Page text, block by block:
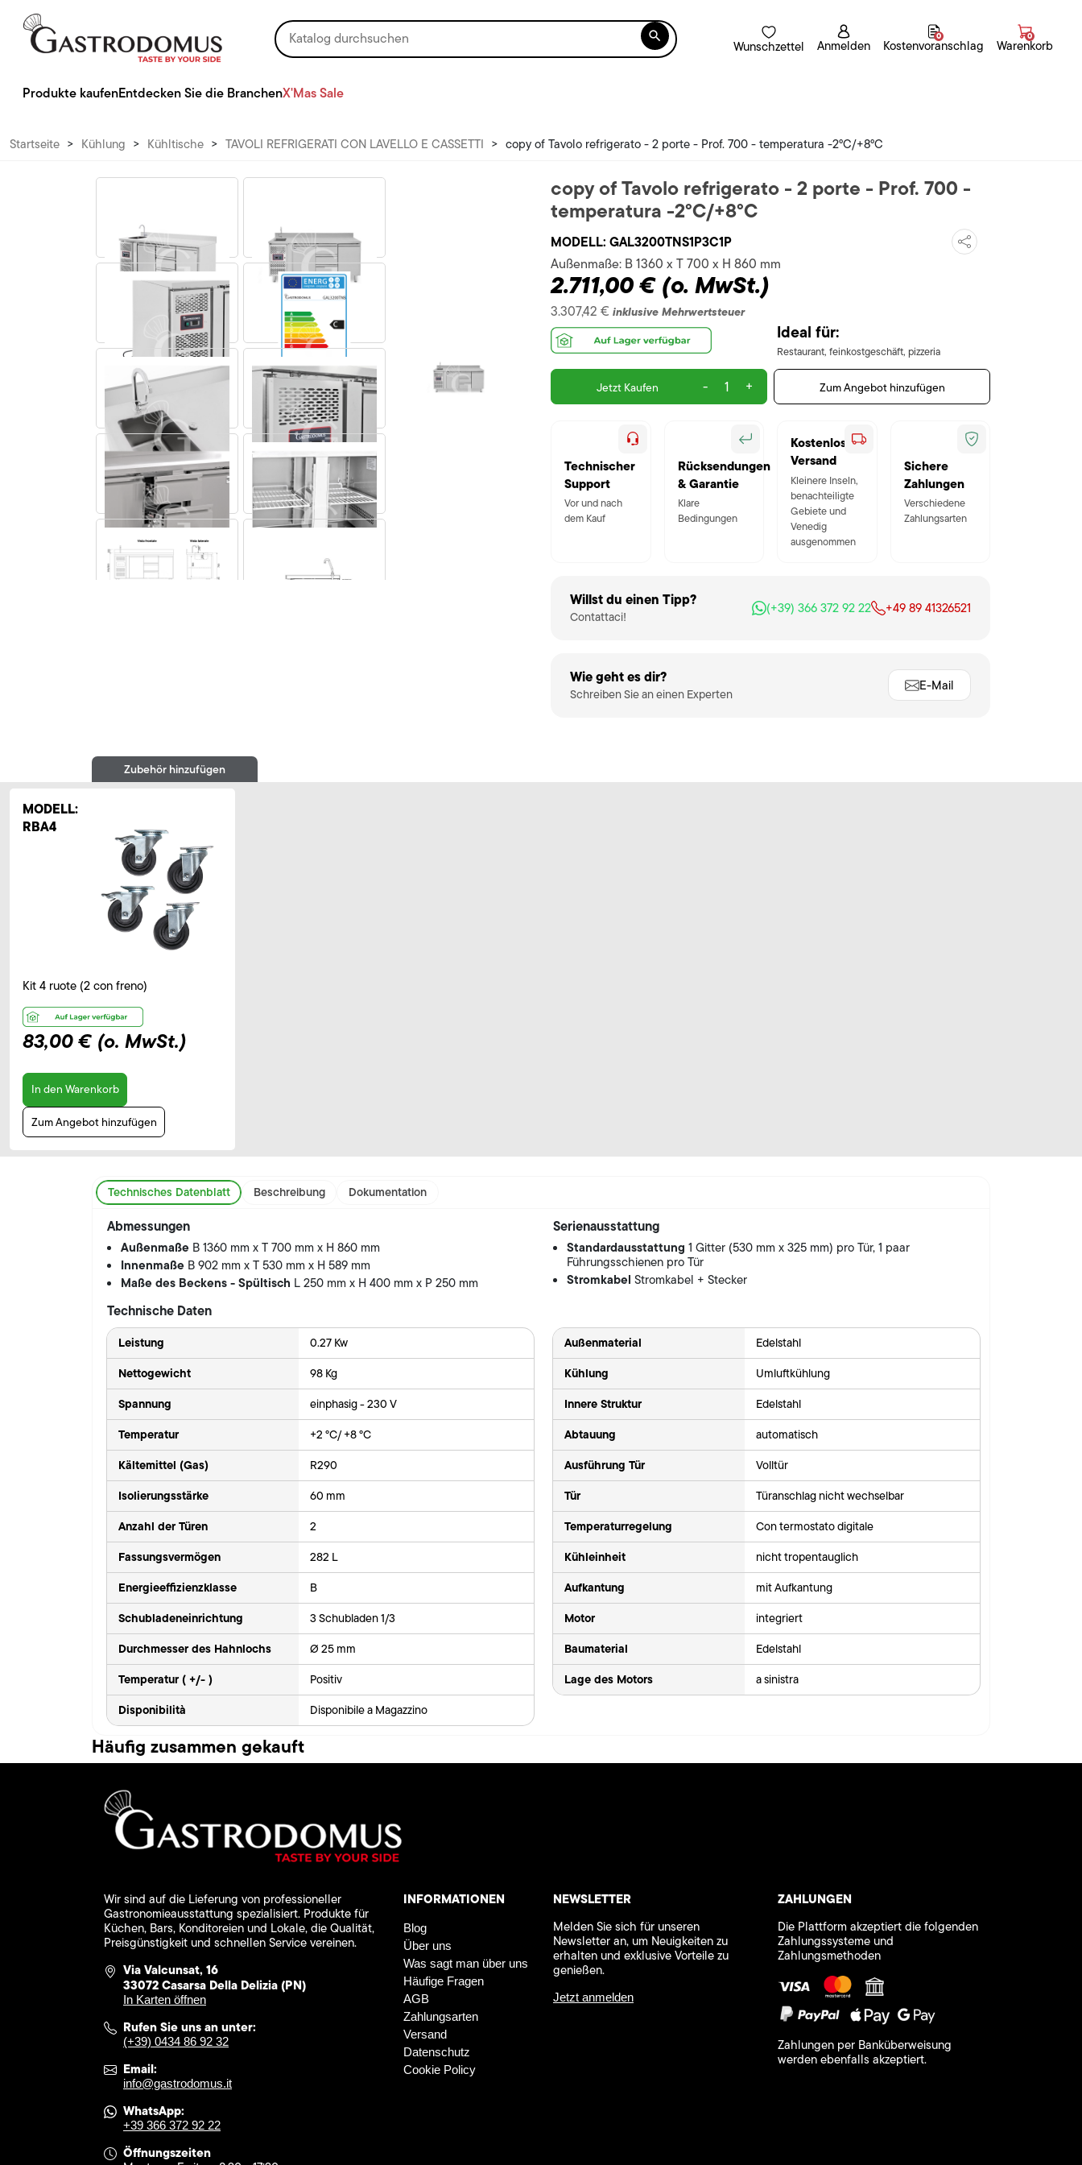

Wunschzettel Anmelden Kostenvoranschlag
0
Warenkorb
0
Produkte kaufenEntdecken Sie die BranchenX'Mas Sale
Startseite > Kühlung > Kühltische > TAVOLI REFRIGERATI CON LAVELLO E CASSETTI > copy of Tavolo refrigerato - 2 porte - Prof. 700 - temperatura -2°C/+8°C
copy of Tavolo refrigerato - 2 porte - Prof. 700 -
temperatura -2°C/+8°C
MODELL: GAL3200TNS1P3C1P
Außenmaße: B 1360 x T 700 x H 860 mm
2.711,00 € (o. MwSt.)
3.307,42 € inklusive Mehrwertsteuer
Ideal für:
Restaurant, feinkostgeschäft, pizzeria
Jetzt Kaufen - + Zum Angebot hinzufügen
Technischer
Support
Vor und nach
dem Kauf
Rücksendungen
& Garantie
Klare
Bedingungen
Kostenloser
Versand
Kleinere Inseln,
benachteiligte
Gebiete und
Venedig
ausgenommen
Sichere
Zahlungen
Verschiedene
Zahlungsarten
Willst du einen Tipp?
Contattaci!
(+39) 366 372 92 22 +49 89 41326521
Wie geht es dir?
Schreiben Sie an einen Experten
E-Mail
Zubehör hinzufügen
MODELL:
RBA4
Kit 4 ruote (2 con freno)
83,00 € (o. MwSt.)
In den Warenkorb
Zum Angebot hinzufügen
Technisches Datenblatt Beschreibung Dokumentation
Abmessungen
Außenmaße B 1360 mm x T 700 mm x H 860 mm
Innenmaße B 902 mm x T 530 mm x H 589 mm
Maße des Beckens - Spültisch L 250 mm x H 400 mm x P 250 mm
Serienausstattung
Standardausstattung1 Gitter (530 mm x 325 mm) pro Tür, 1 paar
Führungsschienen pro Tür
StromkabelStromkabel + Stecker
Technische Daten
Leistung 0.27 Kw
Nettogewicht 98 Kg
Spannung einphasig - 230 V
Temperatur +2 °C/ +8 °C
Kältemittel (Gas) R290
Isolierungsstärke 60 mm
Anzahl der Türen 2
Fassungsvermögen 282 L
Energieeffizienzklasse B
Schubladeneinrichtung 3 Schubladen 1/3
Durchmesser des Hahnlochs Ø 25 mm
Temperatur ( +/- ) Positiv
Disponibilità Disponibile a Magazzino
Außenmaterial Edelstahl
Kühlung Umluftkühlung
Innere Struktur Edelstahl
Abtauung automatisch
Ausführung Tür Volltür
Tür Türanschlag nicht wechselbar
Temperaturregelung Con termostato digitale
Kühleinheit nicht tropentauglich
Aufkantung mit Aufkantung
Motor integriert
Baumaterial Edelstahl
Lage des Motors a sinistra
Häufig zusammen gekauft
Wir sind auf die Lieferung von professioneller
Gastronomieausstattung spezialisiert. Produkte für
Küchen, Bars, Konditoreien und Lokale, die Qualität,
Preisgünstigkeit und schnellen Service vereinen.
Via Valcunsat, 16
33072 Casarsa Della Delizia (PN)
In Karten öffnen
Rufen Sie uns an unter:
(+39) 0434 86 92 32
Email:
info@gastrodomus.it
WhatsApp:
+39 366 372 92 22
Öffnungszeiten
INFORMATIONEN
Blog
Über uns
Was sagt man über uns
Häufige Fragen
AGB
Zahlungsarten
Versand
Datenschutz
Cookie Policy
NEWSLETTER
Melden Sie sich für unseren
Newsletter an, um Neuigkeiten zu
erhalten und exklusive Vorteile zu
genießen.
Jetzt anmelden
ZAHLUNGEN
Die Plattform akzeptiert die folgenden
Zahlungssysteme und
Zahlungsmethoden
Zahlungen per Banküberweisung
werden ebenfalls akzeptiert.